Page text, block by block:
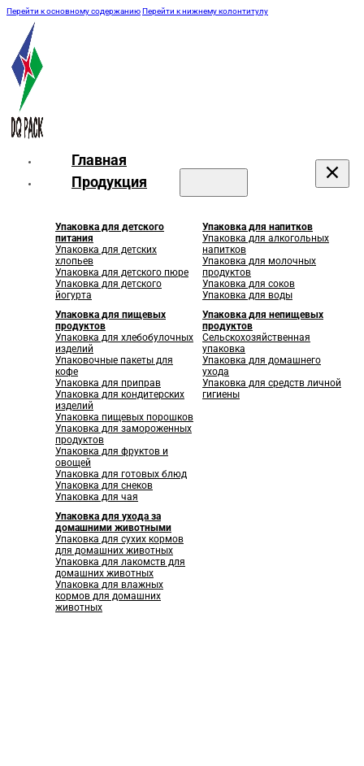
Перейти к основному содержаниюПерейти к нижнему колонтитулу
Главная
Продукция
Упаковка для детского
питания
Упаковка для детских
хлопьев
Упаковка для детского пюре
Упаковка для детского
йогурта
Упаковка для напитков
Упаковка для алкогольных
напитков
Упаковка для молочных
продуктов
Упаковка для соков
Упаковка для воды
Упаковка для пищевых
продуктов
Упаковка для хлебобулочных
изделий
Упаковочные пакеты для
кофе
Упаковка для приправ
Упаковка для кондитерских
изделий
Упаковка пищевых порошков
Упаковка для замороженных
продуктов
Упаковка для фруктов и
овощей
Упаковка для готовых блюд
Упаковка для снеков
Упаковка для чая
Упаковка для непищевых
продуктов
Сельскохозяйственная
упаковка
Упаковка для домашнего
ухода
Упаковка для средств личной
гигиены
Упаковка для ухода за
домашними животными
Упаковка для сухих кормов
для домашних животных
Упаковка для лакомств для
домашних животных
Упаковка для влажных
кормов для домашних
животных